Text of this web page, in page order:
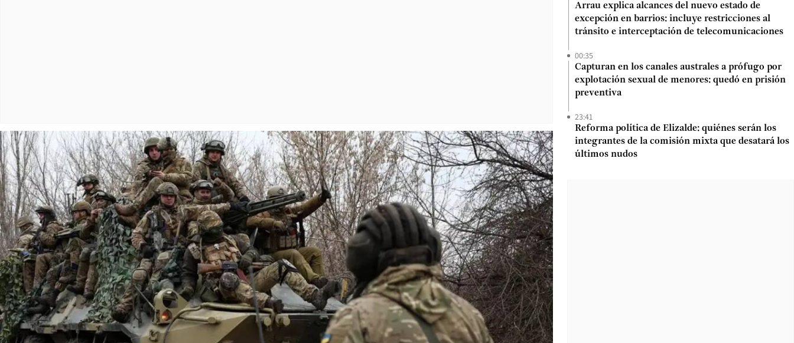
Arrau explica alcances del nuevo estado de
excepción en barrios: incluye restricciones al
tránsito e interceptación de telecomunicaciones
00:35
Capturan en los canales australes a prófugo por
explotación sexual de menores: quedó en prisión
preventiva
23:41
Reforma política de Elizalde: quiénes serán los
integrantes de la comisión mixta que desatará los
últimos nudos